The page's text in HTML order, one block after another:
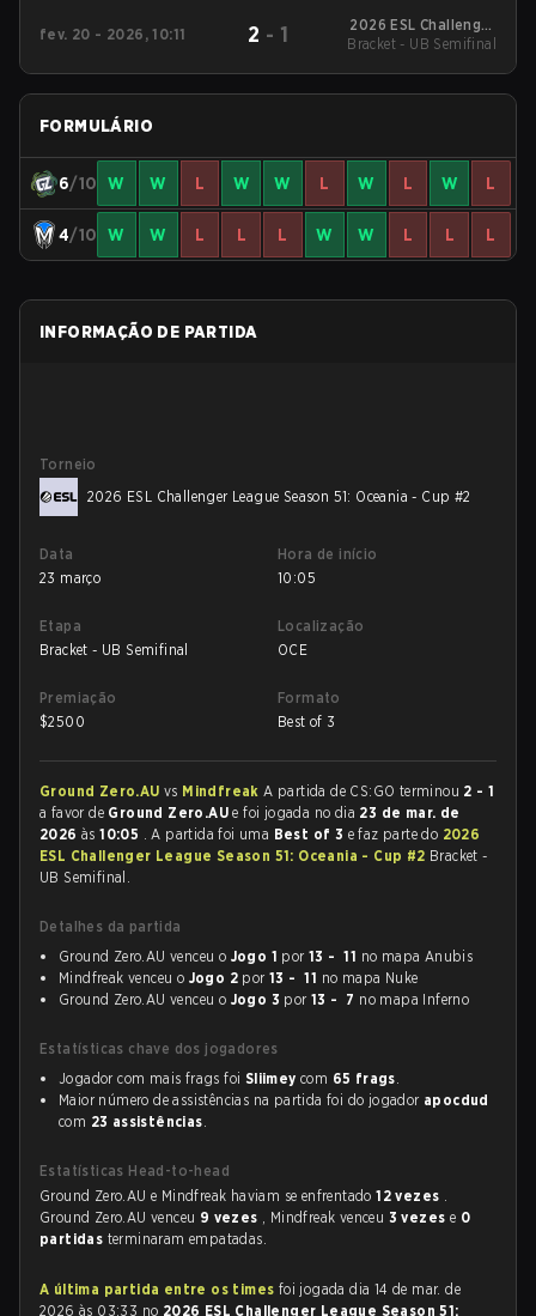
fev. 20 - 2026, 10:11 2 - 1
2026 ESL Challenger
League Season 51:
Bracket - UB Semifinal
FORMULÁRIO
6/10 W W L W W L W L W L
4/10 W W L L L W W L L L
INFORMAÇÃO DE PARTIDA
Torneio
2026 ESL Challenger League Season 51: Oceania - Cup #2
Data
23 março
Hora de início
10:05
Etapa
Bracket - UB Semifinal
Localização
OCE
Premiação
$2500
Formato
Best of 3
Ground Zero.AU vs MindfreakA partida de CS:GO terminou 2 - 1
a favor de Ground Zero.AUe foi jogada no dia 23 de mar. de
2026 às10:05 . A partida foi uma Best of 3 e faz parte do 2026
ESL Challenger League Season 51: Oceania - Cup #2 Bracket -
UB Semifinal.
Detalhes da partida
Ground Zero.AU venceu o Jogo 1 por13 - 11 no mapa Anubis
Mindfreak venceu o Jogo 2 por13 - 11 no mapa Nuke
Ground Zero.AU venceu o Jogo 3 por13 - 7 no mapa Inferno
Estatísticas chave dos jogadores
Jogador com mais frags foi Sliimey com 65 frags.
Maior número de assistências na partida foi do jogador apocdud
com 23 assistências.
Estatísticas Head-to-head
Ground Zero.AU e Mindfreak haviam se enfrentado12 vezes .
Ground Zero.AU venceu 9 vezes , Mindfreak venceu 3 vezes e 0
partidas terminaram empatadas.
A última partida entre os times foi jogada dia 14 de mar. de
2026 às 03:33 no 2026 ESL Challenger League Season 51: